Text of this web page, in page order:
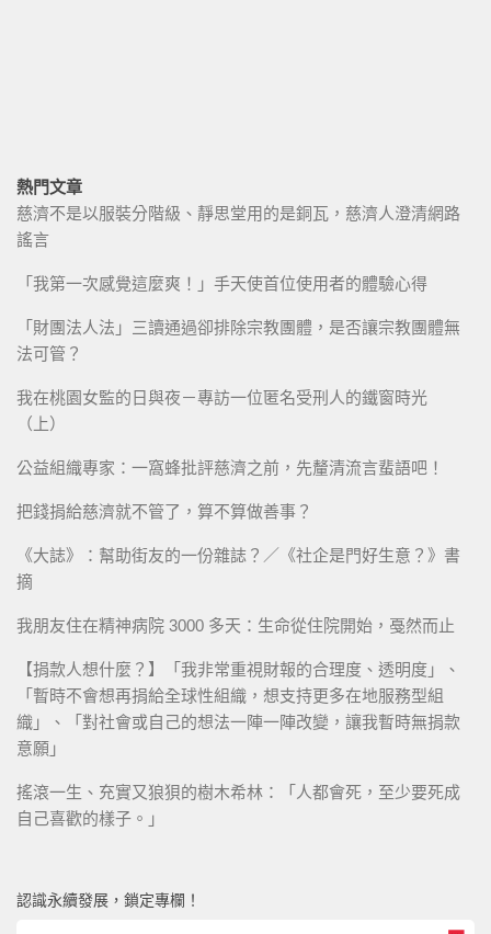
熱門文章
慈濟不是以服裝分階級、靜思堂用的是銅瓦，慈濟人澄清網路
謠言
「我第一次感覺這麼爽！」手天使首位使用者的體驗心得
「財團法人法」三讀通過卻排除宗教團體，是否讓宗教團體無
法可管？
我在桃園女監的日與夜－專訪一位匿名受刑人的鐵窗時光
（上）
公益組織專家：一窩蜂批評慈濟之前，先釐清流言蜚語吧！
把錢捐給慈濟就不管了，算不算做善事？
《大誌》：幫助街友的一份雜誌？／《社企是門好生意？》書
摘
我朋友住在精神病院 3000 多天：生命從住院開始，戞然而止
【捐款人想什麼？】「我非常重視財報的合理度、透明度」、
「暫時不會想再捐給全球性組織，想支持更多在地服務型組
織」、「對社會或自己的想法一陣一陣改變，讓我暫時無捐款
意願」
搖滾一生、充實又狼狽的樹木希林：「人都會死，至少要死成
自己喜歡的樣子。」
認識永續發展，鎖定專欄！